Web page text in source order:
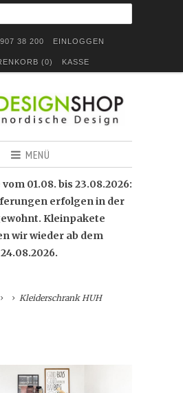
38 200 EINLOGGEN
(0) KASSE
MENÜ
01.08. bis 23.08.2026:
erfolgen in der
Kleinpakete
wir wieder ab dem
24.08.2026.
Kleiderschrank HUH